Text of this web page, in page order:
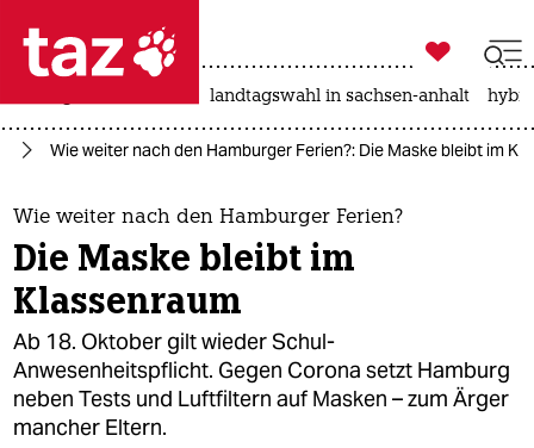
 taz zahl ich
taz zahl ich
themen
politik
öko
gesellschaft
kultur

taz zahl ich
landtagswahl in sachsen-anhalt
Wie weiter nach den Hamburger Ferien?: Die Maske bleibt im
Wie weiter nach den Hamburger Ferien?
Die Maske bleibt im
Klassenraum
Ab 18. Oktober gilt wieder Schul-
Anwesenheitspflicht. Gegen Corona setzt Hamburg
neben Tests und Luftfiltern auf Masken – zum Ärger
mancher Eltern.